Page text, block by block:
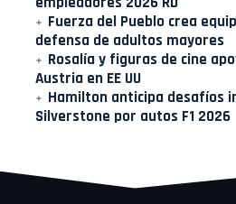
Fuerza del Pueblo crea
defensa de adultos mayores
Rosalía y figuras de cine
Austria en EE UU
Hamilton anticipa desafíos
Silverstone por autos F1 2026